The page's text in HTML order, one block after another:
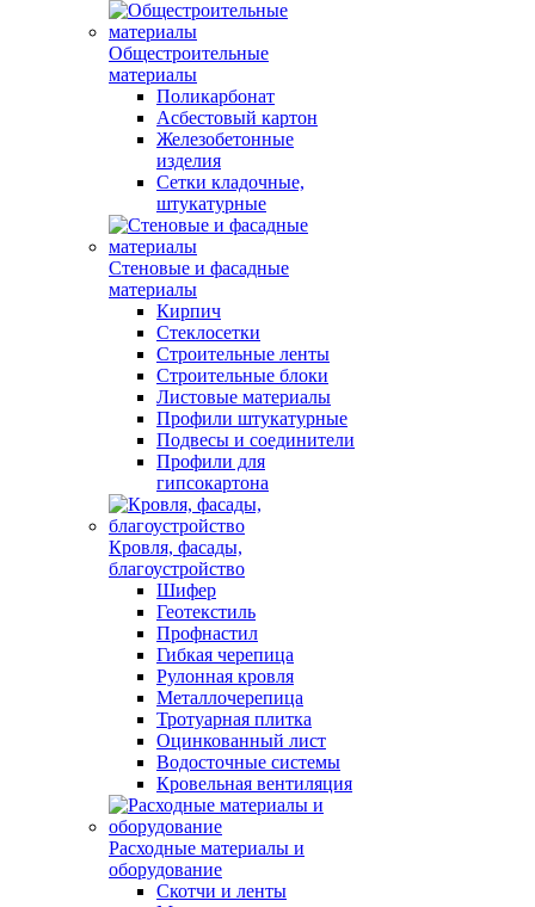
Общестроительные
материалы
Поликарбонат
Асбестовый картон
Железобетонные
изделия
Сетки кладочные,
штукатурные
Стеновые и фасадные
материалы
Кирпич
Стеклосетки
Строительные ленты
Строительные блоки
Листовые материалы
Профили штукатурные
Подвесы и соединители
Профили для
гипсокартона
Кровля, фасады,
благоустройство
Шифер
Геотекстиль
Профнастил
Гибкая черепица
Рулонная кровля
Металлочерепица
Тротуарная плитка
Оцинкованный лист
Водосточные системы
Кровельная вентиляция
Расходные материалы и
оборудование
Скотчи и ленты